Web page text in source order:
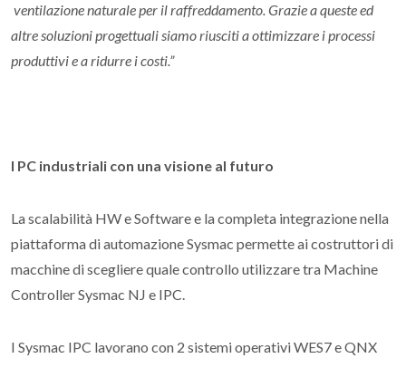
ventilazione naturale per il raffreddamento. Grazie a queste ed
altre soluzioni progettuali siamo riusciti a ottimizzare i processi
produttivi e a ridurre i costi.”
I PC industriali con una visione al futuro
La scalabilità HW e Software e la completa integrazione nella
piattaforma di automazione Sysmac permette ai costruttori di
macchine di scegliere quale controllo utilizzare tra Machine
Controller Sysmac NJ e IPC.
I Sysmac IPC lavorano con 2 sistemi operativi WES7 e QNX